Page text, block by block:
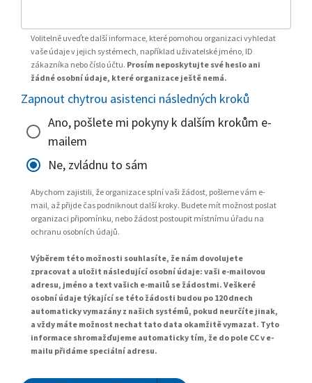
Volitelně uveďte další informace, které pomohou organizaci vyhledat
vaše údaje v jejich systémech, například uživatelské jméno, ID
zákazníka nebo číslo účtu. Prosím neposkytujte své heslo ani
žádné osobní údaje, které organizace ještě nemá.
Zapnout chytrou asistenci následných kroků
Ano, pošlete mi pokyny k dalším krokům e-
mailem
Ne, zvládnu to sám
Abychom zajistili, že organizace splní vaši žádost, pošleme vám e-
mail, až přijde čas podniknout další kroky. Budete mít možnost poslat
organizaci připomínku, nebo žádost postoupit místnímu úřadu na
ochranu osobních údajů.
Výběrem této možnosti souhlasíte, že nám dovolujete
zpracovat a uložit následující osobní údaje: vaši e-mailovou
adresu, jméno a text vašich e-mailů se žádostmi. Veškeré
osobní údaje týkající se této žádosti budou po 120 dnech
automaticky vymazány z našich systémů, pokud neurčíte jinak,
a vždy máte možnost nechat tato data okamžitě vymazat. Tyto
informace shromažďujeme automaticky tím, že do pole CC v e-
mailu přidáme speciální adresu.